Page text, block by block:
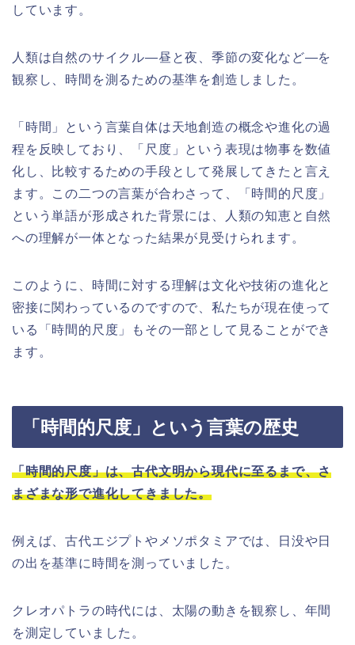
しています。
人類は自然のサイクル—昼と夜、季節の変化など—を
観察し、時間を測るための基準を創造しました。
「時間」という言葉自体は天地創造の概念や進化の過
程を反映しており、「尺度」という表現は物事を数値
化し、比較するための手段として発展してきたと言え
ます。この二つの言葉が合わさって、「時間的尺度」
という単語が形成された背景には、人類の知恵と自然
への理解が一体となった結果が見受けられます。
このように、時間に対する理解は文化や技術の進化と
密接に関わっているのですので、私たちが現在使って
いる「時間的尺度」もその一部として見ることができ
ます。
「時間的尺度」という言葉の歴史
「時間的尺度」は、古代文明から現代に至るまで、さ
まざまな形で進化してきました。
例えば、古代エジプトやメソポタミアでは、日没や日
の出を基準に時間を測っていました。
クレオパトラの時代には、太陽の動きを観察し、年間
を測定していました。